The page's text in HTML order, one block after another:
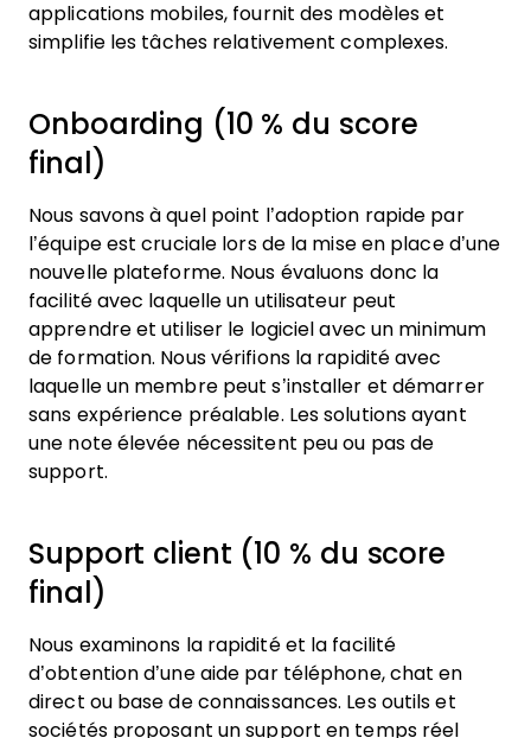
applications mobiles, fournit des modèles et
simplifie les tâches relativement complexes.
Onboarding (10 % du score
final)
Nous savons à quel point l’adoption rapide par
l’équipe est cruciale lors de la mise en place d’une
nouvelle plateforme. Nous évaluons donc la
facilité avec laquelle un utilisateur peut
apprendre et utiliser le logiciel avec un minimum
de formation. Nous vérifions la rapidité avec
laquelle un membre peut s’installer et démarrer
sans expérience préalable. Les solutions ayant
une note élevée nécessitent peu ou pas de
support.
Support client (10 % du score
final)
Nous examinons la rapidité et la facilité
d’obtention d’une aide par téléphone, chat en
direct ou base de connaissances. Les outils et
sociétés proposant un support en temps réel